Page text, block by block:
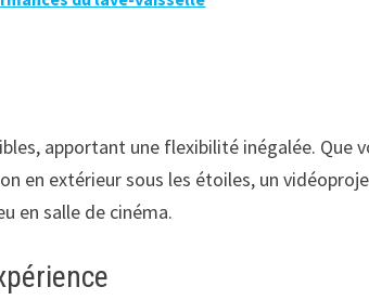
apportant une flexibilité inégalée. Que
en extérieur sous les étoiles, un
en salle de cinéma.